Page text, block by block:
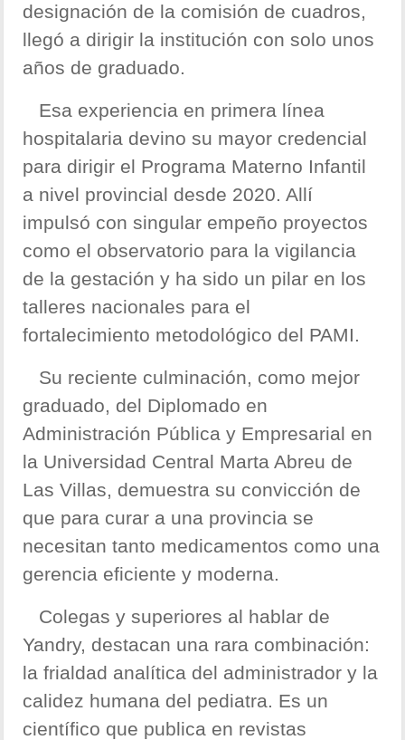
designación de la comisión de cuadros,
llegó a dirigir la institución con solo unos
años de graduado.
Esa experiencia en primera línea
hospitalaria devino su mayor credencial
para dirigir el Programa Materno Infantil
a nivel provincial desde 2020. Allí
impulsó con singular empeño proyectos
como el observatorio para la vigilancia
de la gestación y ha sido un pilar en los
talleres nacionales para el
fortalecimiento metodológico del PAMI.
Su reciente culminación, como mejor
graduado, del Diplomado en
Administración Pública y Empresarial en
la Universidad Central Marta Abreu de
Las Villas, demuestra su convicción de
que para curar a una provincia se
necesitan tanto medicamentos como una
gerencia eficiente y moderna.
Colegas y superiores al hablar de
Yandry, destacan una rara combinación:
la frialdad analítica del administrador y la
calidez humana del pediatra. Es un
científico que publica en revistas